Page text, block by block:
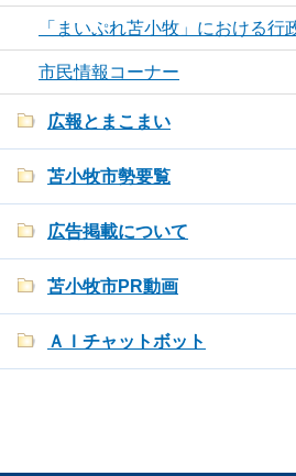
「まいぷれ苫小牧」における行
市民情報コーナー
広報とまこまい
苫小牧市勢要覧
広告掲載について
苫小牧市PR動画
ＡＩチャットボット